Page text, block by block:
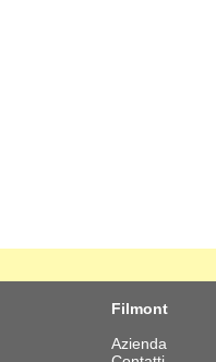
Filmont
Azienda